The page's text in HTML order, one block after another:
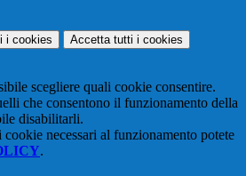
i cookies Accetta tutti i cookies
scegliere quali cookie consentire.
che consentono il funzionamento della
disabilitarli.
necessari al funzionamento potete
.